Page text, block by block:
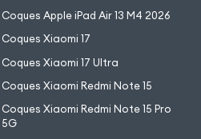
Coques Apple iPad Air 13 M4 2026
Coques Xiaomi 17
Coques Xiaomi 17 Ultra
Coques Xiaomi Redmi Note 15
Coques Xiaomi Redmi Note 15 Pro
5G